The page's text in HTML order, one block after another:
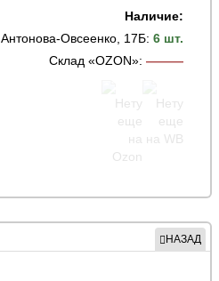
Наличие:
Антонова-Овсеенко, 17Б: 6 шт.
Склад «OZON»: ———
НАЗАД